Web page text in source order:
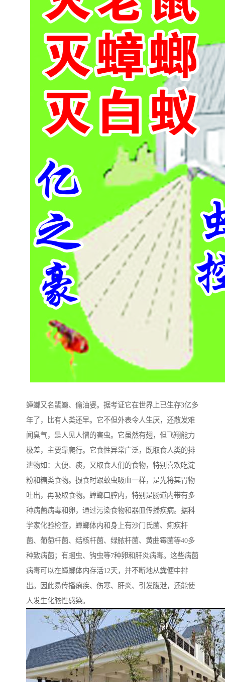
蟑螂又名蜚蠊、偷油婆。据考证它在世界上已生存3亿多
年了，比有人类还早。它不但外表令人生厌，还散发难
闻臭气，是人见人憎的害虫。它虽然有翅，但飞翔能力
极差，主要靠爬行。它食性异常广泛，既取食人类的排
泄物如：大便、痰，又取食人们的食物，特别喜欢吃淀
粉和糖类食物。摄食时跟蚊虫吸血一样，是先将其胃物
吐出，再吸取食物。蟑螂口腔内，特别是肠道内带有多
种病菌病毒和卵，通过污染食物和器皿传播疾病。据科
学家化验检查，蟑螂体内和身上有沙门氏菌、痢疾杆
菌、葡萄杆菌、结核杆菌、绿脓杆菌、黄曲霉菌等40多
种致病菌；有蛔虫、钩虫等7种卵和肝炎病毒。这些病菌
病毒可以在蟑螂体内存活12天，并不断地从粪便中排
出。因此易传播痢疾、伤寒、肝炎、引发腹泄，还能使
人发生化脓性感染。